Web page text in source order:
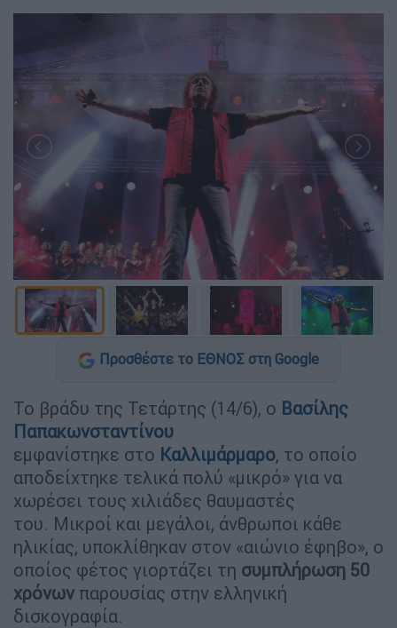
Προσθέστε το ΕΘΝΟΣ στη Google
Το βράδυ της Τετάρτης (14/6), ο Βασίλης
Παπακωνσταντίνου
εμφανίστηκε στο Καλλιμάρμαρο, το οποίο
αποδείχτηκε τελικά πολύ «μικρό» για να
χωρέσει τους χιλιάδες θαυμαστές
του. Μικροί και μεγάλοι, άνθρωποι κάθε
ηλικίας, υποκλίθηκαν στον «αιώνιο έφηβο», ο
οποίος φέτος γιορτάζει τη συμπλήρωση 50
χρόνων παρουσίας στην ελληνική
δισκογραφία.